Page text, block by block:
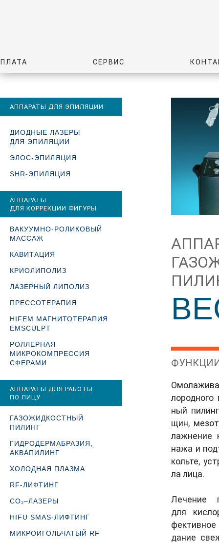
СЕРВИС
ный
щин,
лажне­ние
нажа и
кольте,
ла ли­ца.
Ле­чение
для
дание
АППАРАТЫ ДЛЯ ЭПИЛЯЦИИ
ДИОДНЫЕ ЛАЗЕРЫ
ДЛЯ ЭПИЛЯЦИИ
ЭЛОС-ЭПИЛЯЦИЯ
SHR-ЭПИЛЯЦИЯ
АППАРАТЫ
ДЛЯ КОРРЕКЦИИ ФИГУРЫ
ВАКУУМНО-РОЛИКОВЫЙ
МАССАЖ
КАВИТАЦИЯ
КРИОЛИПОЛИЗ
ЛАЗЕРНЫЙ ЛИПОЛИЗ
ПРЕССОТЕРАПИЯ
HIFEM МАГНИТОТЕРАПИЯ
EMSCULPT
РОЛЛЕРНАЯ
МИКРОКОМПРЕССИЯ
СФЕРАМИ
АППАРАТЫ ДЛЯ РАБОТЫ
ПО ЛИЦУ
ГАЗОЖИДКОСТНЫЙ
ПИЛИНГ
ГИДРОДЕРМАБРАЗИЯ,
АКВАПИЛИНГ
ХОЛОДНАЯ ПЛАЗМА
RF-ЛИФТИНГ
CO₂–ЛАЗЕРЫ
HIFU SMAS-ЛИФТИНГ
МИКРОИГОЛЬЧАТЫЙ RF